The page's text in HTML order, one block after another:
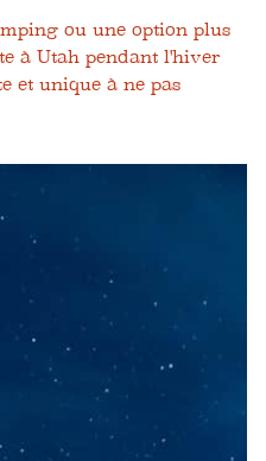
ou une option plus
à Utah pendant l'hiver
et unique à ne pas